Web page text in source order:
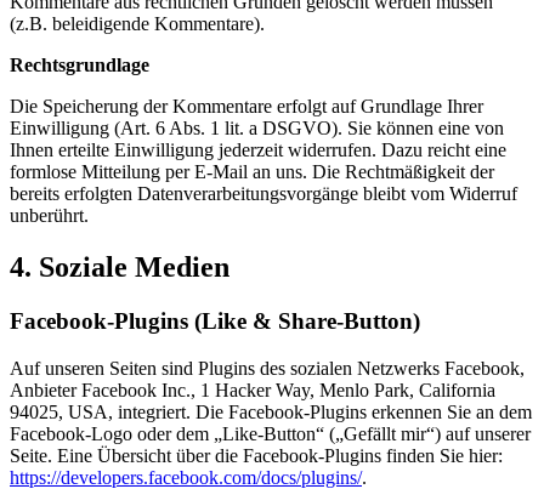
(z.B. beleidigende Kommentare).
Rechtsgrundlage
Die Speicherung der Kommentare erfolgt auf Grundlage Ihrer
Einwilligung (Art. 6 Abs. 1 lit. a DSGVO). Sie können eine von
Ihnen erteilte Einwilligung jederzeit widerrufen. Dazu reicht eine
formlose Mitteilung per E-Mail an uns. Die Rechtmäßigkeit der
bereits erfolgten Datenverarbeitungsvorgänge bleibt vom Widerruf
unberührt.
4. Soziale Medien
Facebook-Plugins (Like & Share-Button)
Auf unseren Seiten sind Plugins des sozialen Netzwerks Facebook,
Anbieter Facebook Inc., 1 Hacker Way, Menlo Park, California
94025, USA, integriert. Die Facebook-Plugins erkennen Sie an dem
Facebook-Logo oder dem „Like-Button“ („Gefällt mir“) auf unserer
Seite. Eine Übersicht über die Facebook-Plugins finden Sie hier:
https://developers.facebook.com/docs/plugins/.